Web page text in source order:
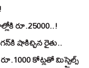
రూ.25000..!
షాకిచ్చిన రైతు..
కోట్లతో మిస్సైల్స్